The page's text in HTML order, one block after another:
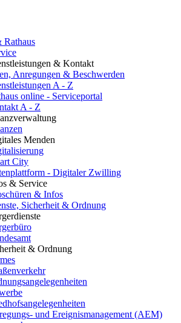
Rathaus
& Kontakt
Anregungen & Beschwerden
A - Z
online - Serviceportal
A - Z
Menden
City
- Digitaler Zwilling
& Service
& Infos
Sicherheit & Ordnung
& Ordnung
und Ereignismanagement (AEM)